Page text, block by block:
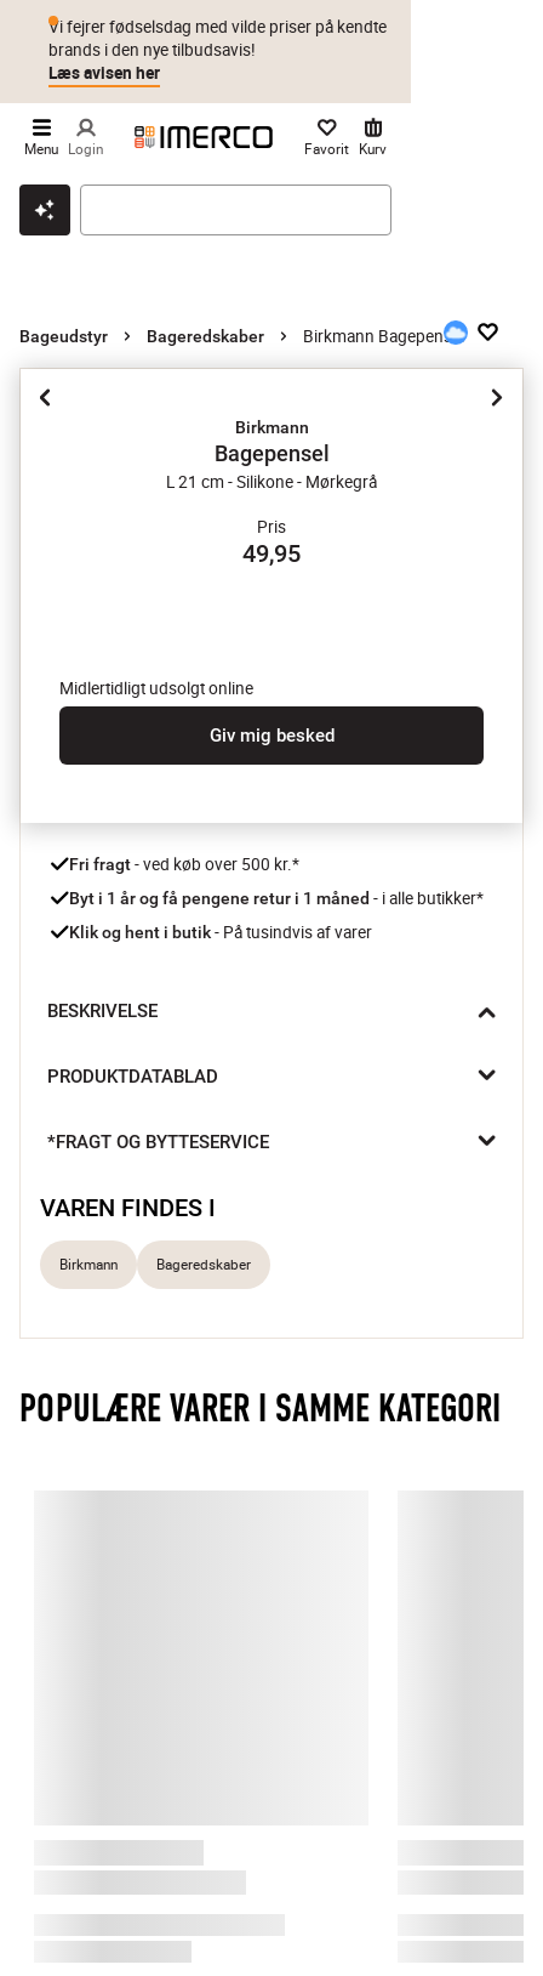
Klik & hent Byt i 1 år Prismatch
Vi fejrer fødselsdag med vilde priser på kendte
brands i den nye tilbudsavis!
Læs avisen her
Menu Login Favorit Kurv
Bageudstyr Bageredskaber Birkmann Bagepensel
Birkmann
Bagepensel
L 21 cm - Silikone - Mørkegrå
Pris
49,95
Midlertidligt udsolgt online
Giv mig besked
Fri fragt - ved køb over 500 kr.*
Byt i 1 år og få pengene retur i 1 måned - i alle butikker*
Klik og hent i butik - På tusindvis af varer
BESKRIVELSE
smør til pandekagerne, ligger Birkmann bagepensel godt i
varmebestandig op til 230 °C, let at rengøre og klar til alt fra
Varmebestandig 230 °C
Ergonomisk greb, der ligger godt i hånden
PRODUKTDATABLAD
*FRAGT OG BYTTESERVICE
VAREN FINDES I
Birkmann Bageredskaber
POPULÆRE VARER I SAMME KATEGORI